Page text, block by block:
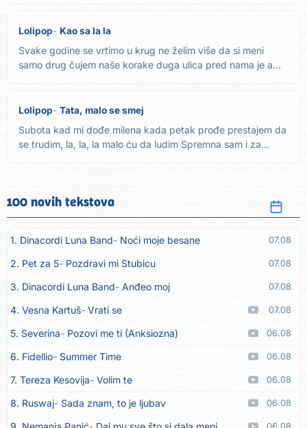
Lolipop Kao sa la la
Svake godine se vrtimo u krug ne želim više da si meni
samo drug čujem naše korake duga ulica pred nama je a
Lolipop Tata, malo se smej
Subota kad mi dođe milena kada petak prođe prestajem da
se trudim, la, la, la malo ću da ludim Spremna sam i za
100 novih tekstova
1. Dinacordi Luna Band Noći moje besane 07.08
2. Pet za 5 Pozdravi mi Stubicu 07.08
3. Dinacordi Luna Band Anđeo moj 07.08
4. Vesna Kartuš Vrati se 07.08
5. Severina Pozovi me ti (Anksiozna) 06.08
6. Fidellio Summer Time 06.08
7. Tereza Kesovija Volim te 06.08
8. Ruswaj Sada znam, to je ljubav 06.08